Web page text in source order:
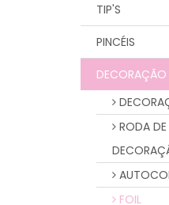
TIP'S
PINCÉIS
DECORAÇÃO
RODA
FOIL